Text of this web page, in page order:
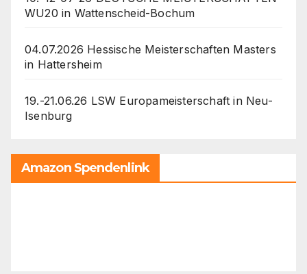
WU20 in Wattenscheid-Bochum
04.07.2026 Hessische Meisterschaften Masters
in Hattersheim
19.-21.06.26 LSW Europameisterschaft in Neu-
Isenburg
Amazon Spendenlink